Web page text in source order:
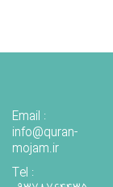
Email :
info@quran-
mojam.ir
Tel :